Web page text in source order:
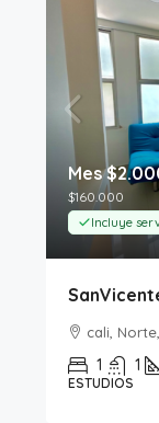
Mes
$160.000
Incluye
cali,
1 1
ESTUDIOS